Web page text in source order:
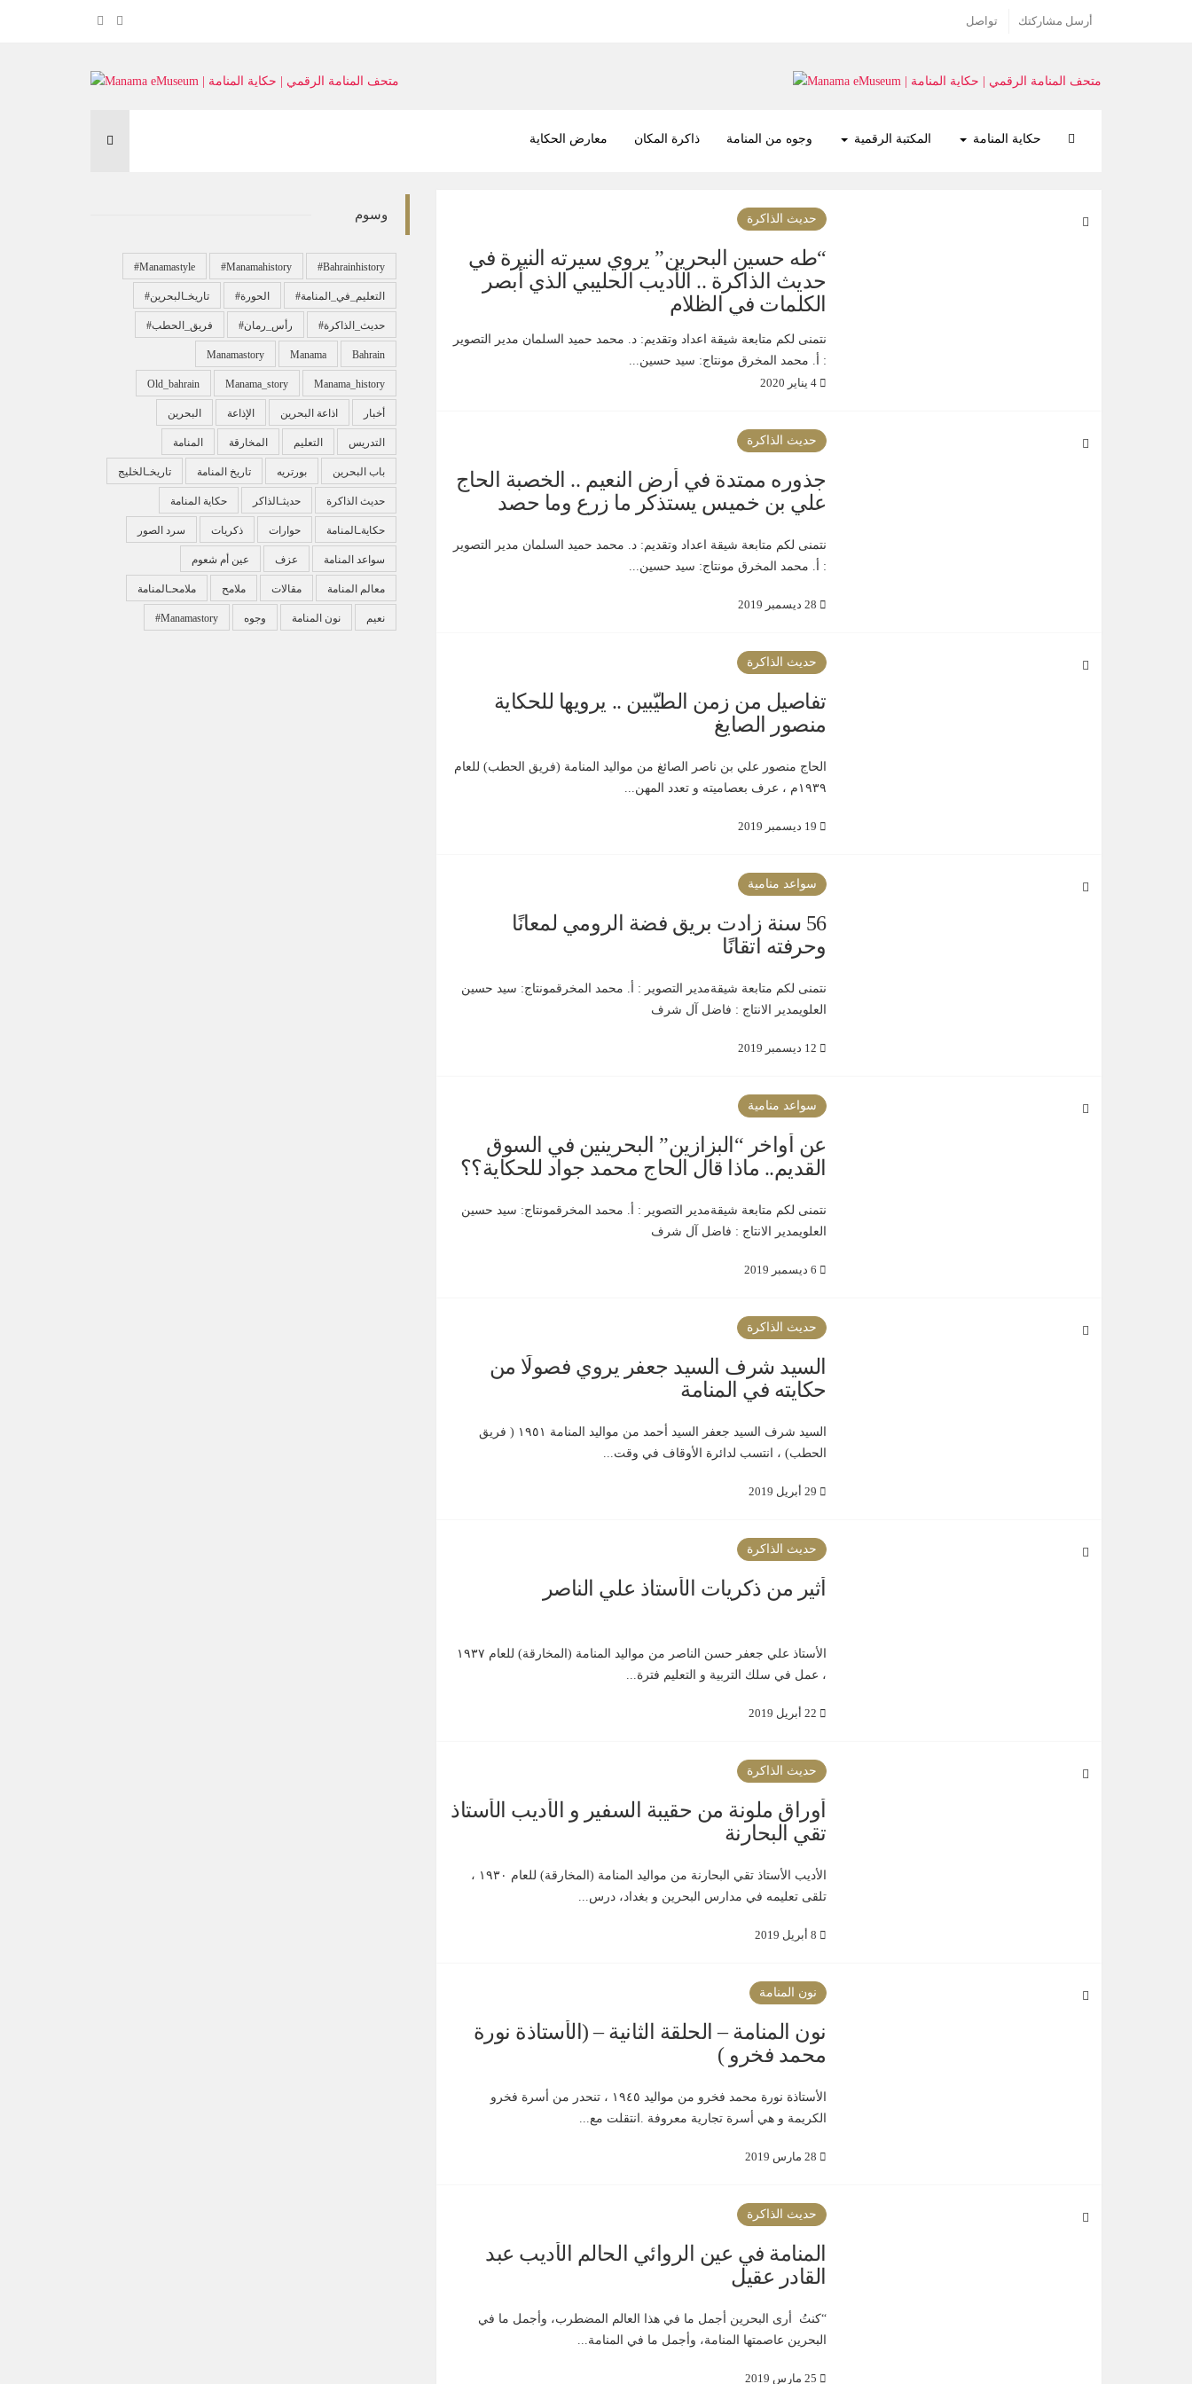
تواصل أرسل مشاركتك
حكاية المنامة المكتبة الرقمية وجوه من المنامة ذاكرة المكان معارض الحكاية
حديث الذاكرة
“طه حسين البحرين” يروي سيرته النيرة في
حديث الذاكرة .. الأديب الحليبي الذي أبصر
الكلمات في الظلام
نتمنى لكم متابعة شيقة اعداد وتقديم: د. محمد حميد السلمان مدير التصوير
: أ. محمد المخرق مونتاج: سيد حسين...
حديث الذاكرة
جذوره ممتدة في أرض النعيم .. الخصبة الحاج
علي بن خميس يستذكر ما زرع وما حصد
نتمنى لكم متابعة شيقة اعداد وتقديم: د. محمد حميد السلمان مدير التصوير
: أ. محمد المخرق مونتاج: سيد حسين...
حديث الذاكرة
تفاصيل من زمن الطيّبين .. يرويها للحكاية
منصور الصايغ
الحاج منصور علي بن ناصر الصائغ من مواليد المنامة (فريق الحطب) للعام
١٩٣٩م ، عرف بعصاميته و تعدد المهن...
سواعد منامية
56 سنة زادت بريق فضة الرومي لمعانًا
وحرفته اتقانًا
نتمنى لكم متابعة شيقةمدير التصوير : أ. محمد المخرقمونتاج: سيد حسين
العلويمدير الانتاج : فاضل آل شرف
سواعد منامية
عن أواخر “البزازين” البحرينين في السوق
القديم.. ماذا قال الحاج محمد جواد للحكاية؟؟ ‎
نتمنى لكم متابعة شيقةمدير التصوير : أ. محمد المخرقمونتاج: سيد حسين
العلويمدير الانتاج : فاضل آل شرف
حديث الذاكرة
السيد شرف السيد جعفر يروي فصولًا من
حكايته في المنامة
السيد شرف السيد جعفر السيد أحمد من مواليد المنامة ١٩٥١ ( فريق
الحطب) ، انتسب لدائرة الأوقاف في وقت...
حديث الذاكرة
أثير من ذكريات الأستاذ علي الناصر
الأستاذ علي جعفر حسن الناصر من مواليد المنامة (المخارقة) للعام ١٩٣٧
، عمل في سلك التربية و التعليم فترة...
حديث الذاكرة
أوراق ملونة من حقيبة السفير و الأديب الأستاذ
تقي البحارنة
الأديب الأستاذ تقي البحارنة من مواليد المنامة (المخارقة) للعام ١٩٣٠ ،
تلقى تعليمه في مدارس البحرين و بغداد، درس...
نون المنامة
نون المنامة – الحلقة الثانية – (الأستاذة نورة
محمد فخرو )
الأستاذة نورة محمد فخرو من مواليد ١٩٤٥ ، تنحدر من أسرة فخرو
الكريمة و هي أسرة تجارية معروفة .انتقلت مع...
حديث الذاكرة
المنامة في عين الروائي الحالم الأديب عبد
القادر عقيل
“كنتُ أرى البحرين أجمل ما في هذا العالم المضطرب، وأجمل ما في
البحرين عاصمتها المنامة، وأجمل ما في المنامة...
وسوم
#bahrainhistory
#manamahistory
#manamastyle
#التعليم_في_المنامة #الحورة #تاريخـالبحرين
#حديث_الذاكرة #رأس_رمان #فريق_الحطب
Bahrain
Manama
Manamastory
Manama_history
Manama_story
Old_bahrain
أخبار اذاعة البحرين الإذاعة البحرين
التدريس التعليم المخارقة المنامة
باب البحرين بورتريه تاريخ المنامة تاريخـالخليج
حديث الذاكرة حديثـالذاكر حكاية المنامة
حكايةـالمنامة حوارات ذكريات سرد الصور
سواعد المنامة عزف عين أم شعوم
معالم المنامة مقالات ملامح ملامحـالمنامة
نعيم نون المنامة وجوه ‏#manamastory